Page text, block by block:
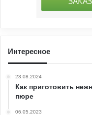
Интересное
23.08.2024
Как приготовить
пюре
06.05.2023